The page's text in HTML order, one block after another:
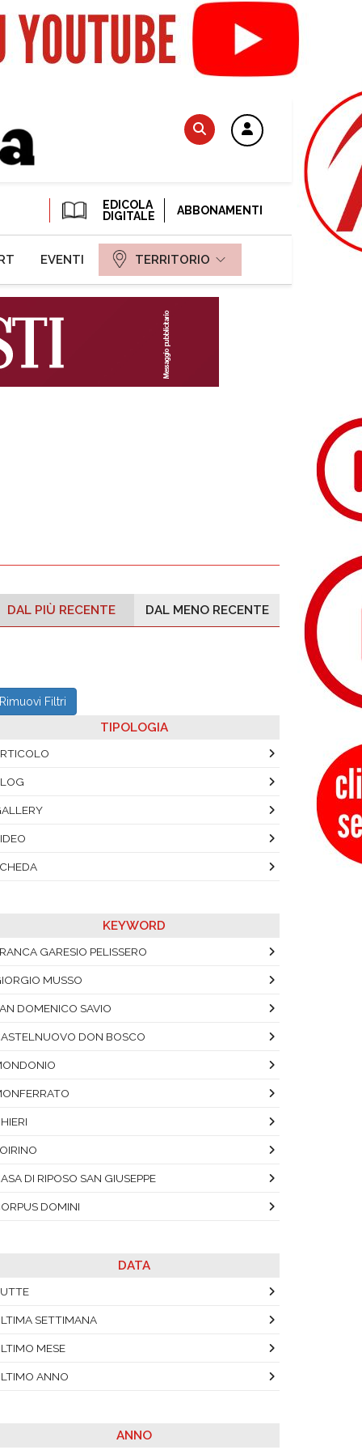
EDICOLA
DIGITALE
ABBONAMENTI
EVENTI TERRITORIO
DAL PIÙ RECENTE DAL MENO RECENTE
Rimuovi Filtri
TIPOLOGIA
KEYWORD
GARESIO PELISSERO
MUSSO
DOMENICO SAVIO
DON BOSCO
DI RIPOSO SAN GIUSEPPE
DOMINI
DATA
SETTIMANA
MESE
ANNO
ANNO